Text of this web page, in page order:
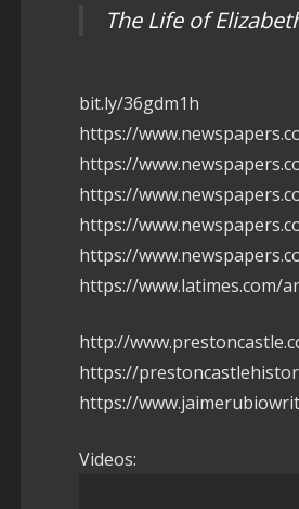
The Life of
bit.ly/36gdm1h
https://
https://
https://
https://
https://
https://www.latimes.com/
http://
https://
https://
Videos: